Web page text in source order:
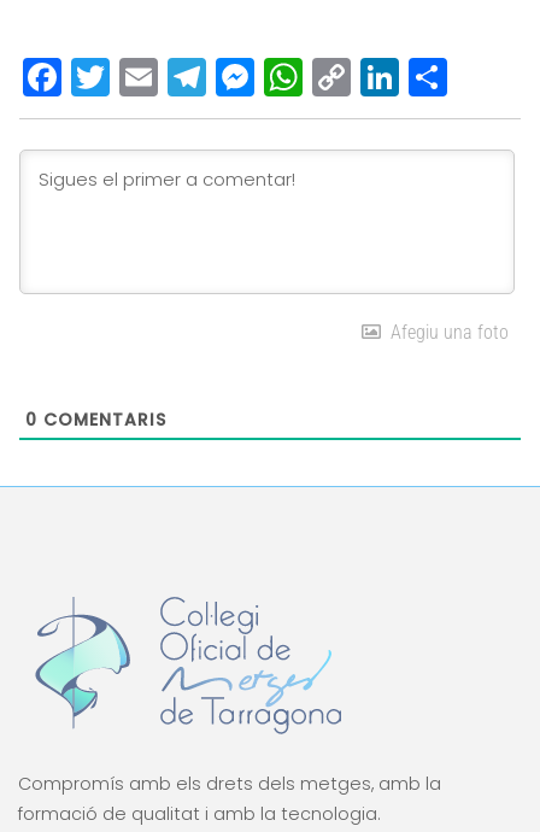
Facebook
Twitter
EmailTelegram
Messenger
WhatsApp
Copy
Link
Afegiu una foto
0 COMENTARIS
Compromís amb els drets dels metges, amb la
formació de qualitat i amb la tecnologia.